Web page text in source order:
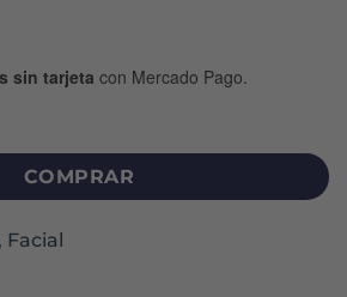
sin tarjeta con Mercado Pago.
COMPRAR
, Facial